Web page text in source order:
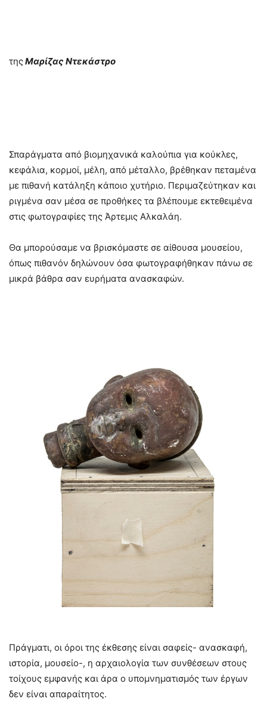
τηςΜαρίζας Ντεκάστρο
Σπαράγματα από βιομηχανικά καλούπια για κούκλες,
κεφάλια, κορμοί, μέλη, από μέταλλο, βρέθηκαν πεταμένα
με πιθανή κατάληξη κάποιο χυτήριο. Περιμαζεύτηκαν και
ριγμένα σαν μέσα σε προθήκες τα βλέπουμε εκτεθειμένα
στις φωτογραφίες της Άρτεμις Αλκαλάη.
Θα μπορούσαμε να βρισκόμαστε σε αίθουσα μουσείου,
όπως πιθανόν δηλώνουν όσα φωτογραφήθηκαν πάνω σε
μικρά βάθρα σαν ευρήματα ανασκαφών.
Πράγματι, οι όροι της έκθεσης είναι σαφείς- ανασκαφή,
ιστορία, μουσείο-, η αρχαιολογία των συνθέσεων στους
τοίχους εμφανής και άρα ο υπομνηματισμός των έργων
δεν είναι απαραίτητος.